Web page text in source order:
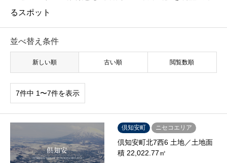
るスポット
並べ替え条件
新しい順 古い順 閲覧数順
7件中 1〜7件を表示
倶知安町 ニセコエリア
倶知安町北7西6 土地／土地面
積 22,022.77㎡